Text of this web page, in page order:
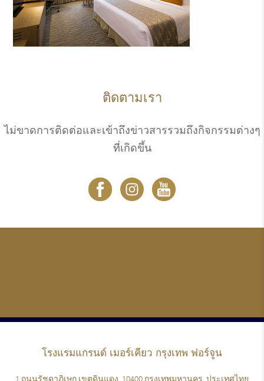
ติดตามเรา
ไม่ขาดการติดต่อและเข้าถึงข่าวสารรวมถึงกิจกรรมต่างๆ
ที่เกิดขึ้น
โรงแรมแกรนด์ เมอร์เคียว กรุงเทพ ฟอร์จูน